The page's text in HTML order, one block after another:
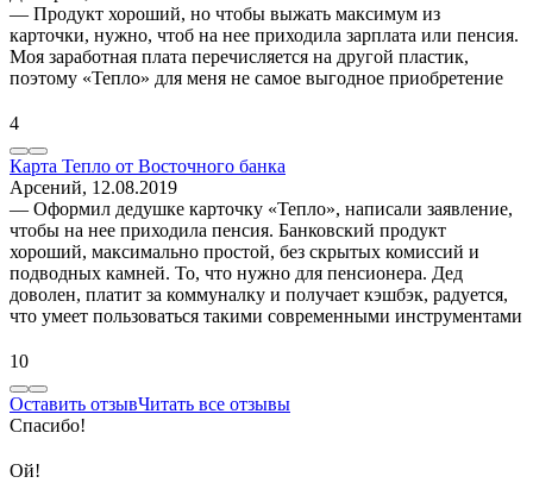
— Продукт хороший, но чтобы выжать максимум из
карточки, нужно, чтоб на нее приходила зарплата или пенсия.
Моя заработная плата перечисляется на другой пластик,
поэтому «Тепло» для меня не самое выгодное приобретение
4
Карта Тепло от Восточного банка
Арсений, 12.08.2019
— Оформил дедушке карточку «Тепло», написали заявление,
чтобы на нее приходила пенсия. Банковский продукт
хороший, максимально простой, без скрытых комиссий и
подводных камней. То, что нужно для пенсионера. Дед
доволен, платит за коммуналку и получает кэшбэк, радуется,
что умеет пользоваться такими современными инструментами
10
Оставить отзывЧитать все отзывы
Спасибо!
Ой!